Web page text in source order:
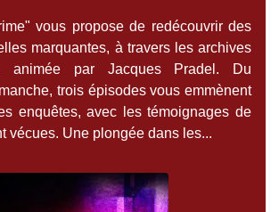
vous propose de redécouvrir des
marquantes, à travers les archives
animée par Jacques Pradel. Du
trois épisodes vous emmènent
enquêtes, avec les témoignages de
vécues. Une plongée dans les...